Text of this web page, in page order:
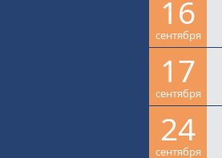
16
сентября
17
сентября
24
сентября